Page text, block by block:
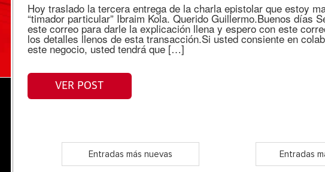
Hoy traslado la tercera entrega de la charla epistolar que estoy
“timador particular” Ibraim Kola. Querido Guillermo.Buenos días
este correo para darle la explicación llena y espero con este
los detalles llenos de esta transacción.Si usted consiente en
este negocio, usted tendrá que […]
VER POST
Entradas más nuevas Entradas